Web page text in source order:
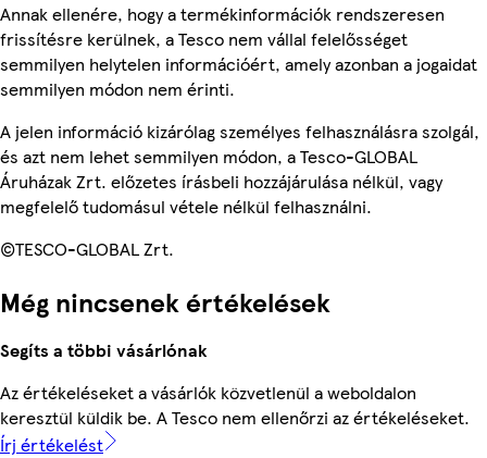
Annak ellenére, hogy a termékinformációk rendszeresen
frissítésre kerülnek, a Tesco nem vállal felelősséget
semmilyen helytelen információért, amely azonban a jogaidat
semmilyen módon nem érinti.
A jelen információ kizárólag személyes felhasználásra szolgál,
és azt nem lehet semmilyen módon, a Tesco-GLOBAL
Áruházak Zrt. előzetes írásbeli hozzájárulása nélkül, vagy
megfelelő tudomásul vétele nélkül felhasználni.
©TESCO-GLOBAL Zrt.
Még nincsenek értékelések
Segíts a többi vásárlónak
Az értékeléseket a vásárlók közvetlenül a weboldalon
keresztül küldik be. A Tesco nem ellenőrzi az értékeléseket.
Írj értékelést